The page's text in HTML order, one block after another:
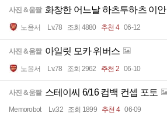
사진＆움짤 화창한 어느날 하츠투하츠 이안
노윤서 Lv.78 조회 4880 추천 4 06-12
사진＆움짤 아일릿 모카 위버스
노윤서 Lv.78 조회 2962 추천 2 06-10
사진＆움짤 스테이씨 6/16 컴백 컨셉 포토
Memorobot Lv.32 조회 1899 추천 4 06-09